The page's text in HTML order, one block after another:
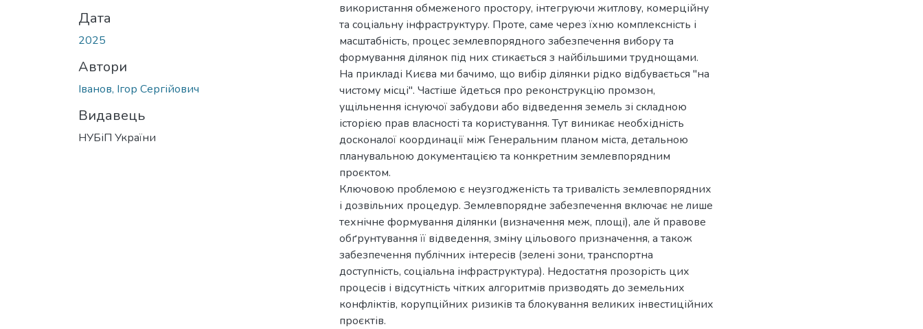
Дата
2025
Автори
Іванов, Ігор Сергійович
Видавець
НУБіП України
використання обмеженого простору, інтегруючи житлову, комерційну
та соціальну інфраструктуру. Проте, саме через їхню комплексність і
масштабність, процес землевпорядного забезпечення вибору та
формування ділянок під них стикається з найбільшими труднощами.
На прикладі Києва ми бачимо, що вибір ділянки рідко відбувається "на
чистому місці". Частіше йдеться про реконструкцію промзон,
ущільнення існуючої забудови або відведення земель зі складною
історією прав власності та користування. Тут виникає необхідність
досконалої координації між Генеральним планом міста, детальною
планувальною документацією та конкретним землевпорядним
проєктом.
Ключовою проблемою є неузгодженість та тривалість землевпорядних
і дозвільних процедур. Землевпорядне забезпечення включає не лише
технічне формування ділянки (визначення меж, площі), але й правове
обґрунтування її відведення, зміну цільового призначення, а також
забезпечення публічних інтересів (зелені зони, транспортна
доступність, соціальна інфраструктура). Недостатня прозорість цих
процесів і відсутність чітких алгоритмів призводять до земельних
конфліктів, корупційних ризиків та блокування великих інвестиційних
проєктів.